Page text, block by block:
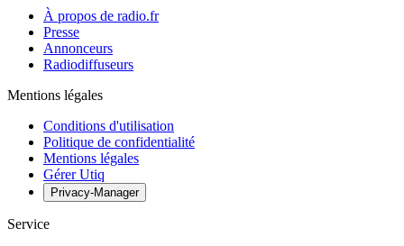
À propos de radio.fr
Presse
Annonceurs
Radiodiffuseurs
Mentions légales
Conditions d'utilisation
Politique de confidentialité
Mentions légales
Gérer Utiq
Privacy-Manager
Service